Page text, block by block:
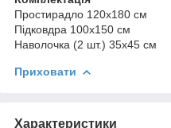
Простирадло 120х180 см
Підковдра 100х150 см
Наволочка (2 шт.) 35х45 см
Приховати
Характеристики